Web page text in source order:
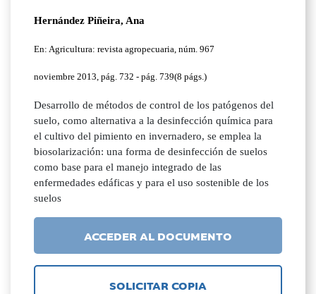
Hernández Piñeira, Ana
En: Agricultura: revista agropecuaria, núm. 967
noviembre 2013, pág. 732 - pág. 739(8 págs.)
Desarrollo de métodos de control de los patógenos del
suelo, como alternativa a la desinfección química para
el cultivo del pimiento en invernadero, se emplea la
biosolarización: una forma de desinfección de suelos
como base para el manejo integrado de las
enfermedades edáficas y para el uso sostenible de los
suelos
ACCEDER AL DOCUMENTO
SOLICITAR COPIA